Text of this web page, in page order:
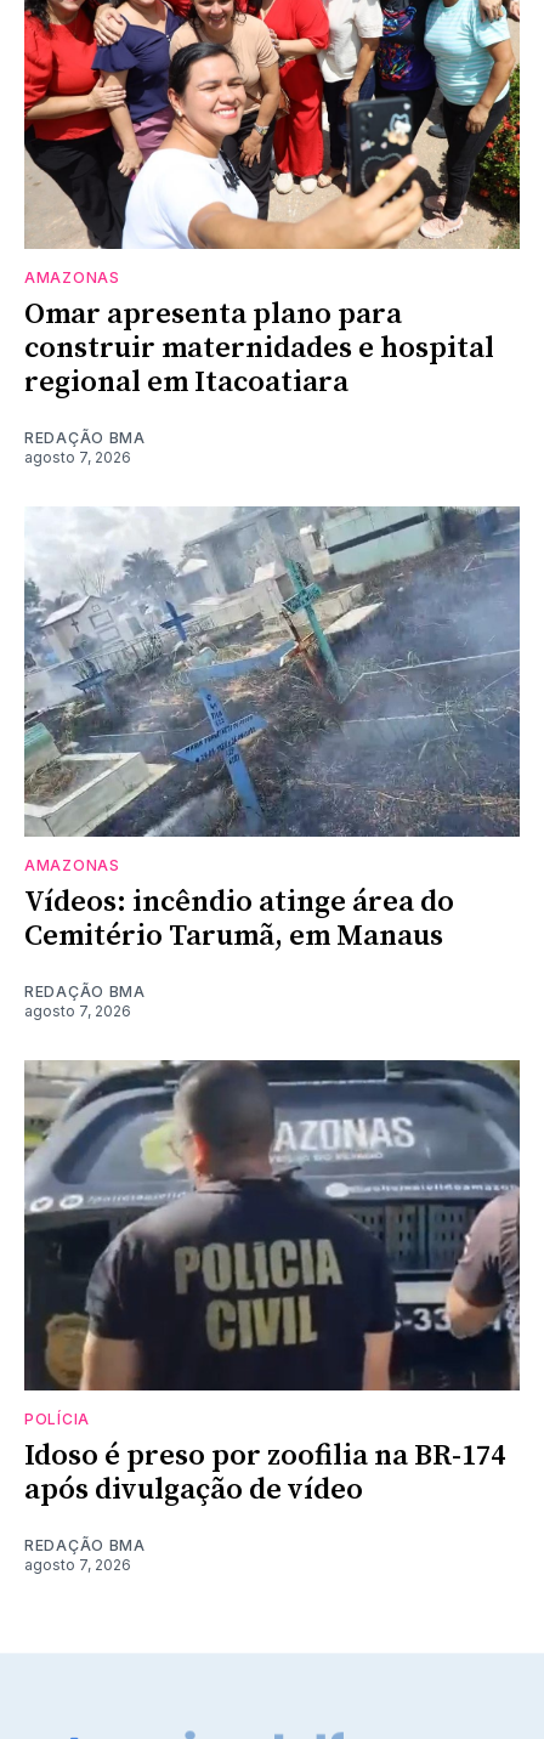
AMAZONAS
Omar apresenta plano para
construir maternidades e hospital
regional em Itacoatiara
REDAÇÃO BMA
agosto 7, 2026
AMAZONAS
Vídeos: incêndio atinge área do
Cemitério Tarumã, em Manaus
REDAÇÃO BMA
agosto 7, 2026
POLÍCIA
Idoso é preso por zoofilia na BR-174
após divulgação de vídeo
REDAÇÃO BMA
agosto 7, 2026